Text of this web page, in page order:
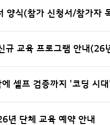
양식(참가 신청서/참가자
규 교육 프로그램 안내(26
셀프 검증까지 '코딩 시
년 단체 교육 예약 안내